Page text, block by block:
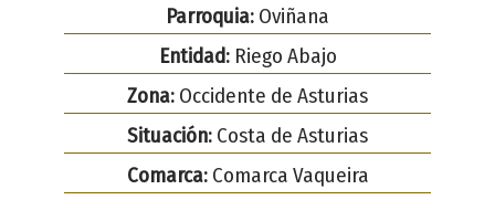
Parroquia: Oviñana
Entidad:Riego Abajo
Zona: Occidente de Asturias
Situación: Costa de Asturias
Comarca:Comarca Vaqueira